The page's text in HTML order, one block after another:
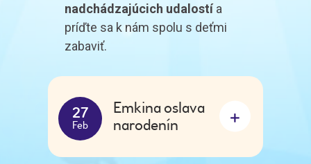
nadchádzajúcich udalostía
príďte sa k nám spolu s deťmi
zabaviť.
27
Feb
Emkina oslava
narodenín